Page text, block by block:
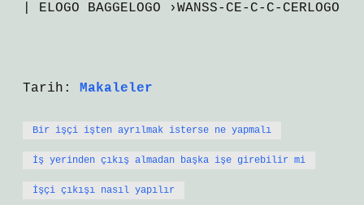
| ELOGO BAGGELOGO ›WANSS-CE-C-C-CERLOGO
Tarih: Makaleler
Bir işçi işten ayrılmak isterse ne yapmalı
İş yerinden çıkış almadan başka işe girebilir mi
İşçi çıkışı nasıl yapılır